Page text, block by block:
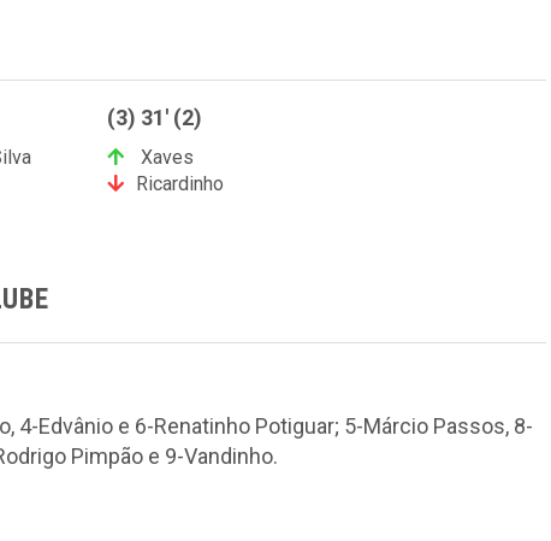
(3) 31' (2)
Xaves
Ricardinho
4-Edvânio e 6-Renatinho Potiguar; 5-Márcio Passos, 8-
Pimpão e 9-Vandinho.